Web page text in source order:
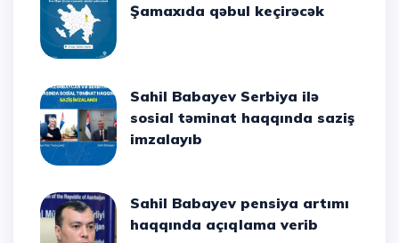
Şamaxıda qəbul keçirəcək
Sahil Babayev Serbiya ilə
sosial təminat haqqında saziş
imzalayıb
Sahil Babayev pensiya artımı
haqqında açıqlama verib